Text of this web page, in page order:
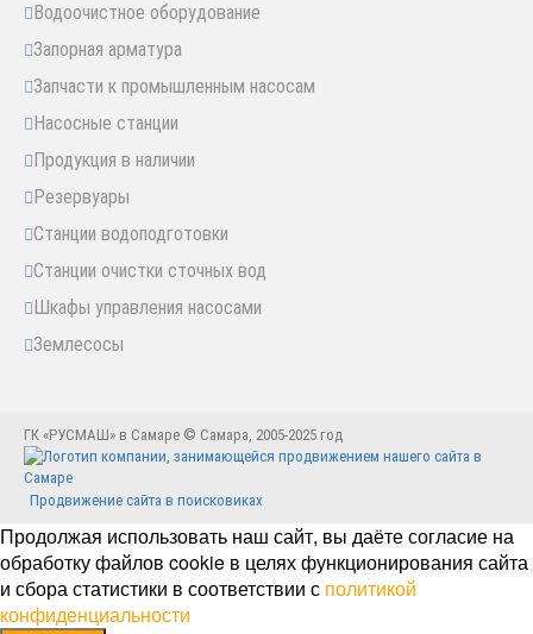
Водоочистное оборудование
Запорная арматура
Запчасти к промышленным насосам
Насосные станции
Продукция в наличии
Резервуары
Станции водоподготовки
Станции очистки сточных вод
Шкафы управления насосами
Землесосы
ГК «РУСМАШ» в Самаре © Самара, 2005-2025 год
Продвижение сайта в поисковиках
Продолжая использовать наш сайт, вы даёте согласие на
обработку файлов cookie в целях функционирования сайта
и сбора статистики в соответствии с политикой
конфиденциальности